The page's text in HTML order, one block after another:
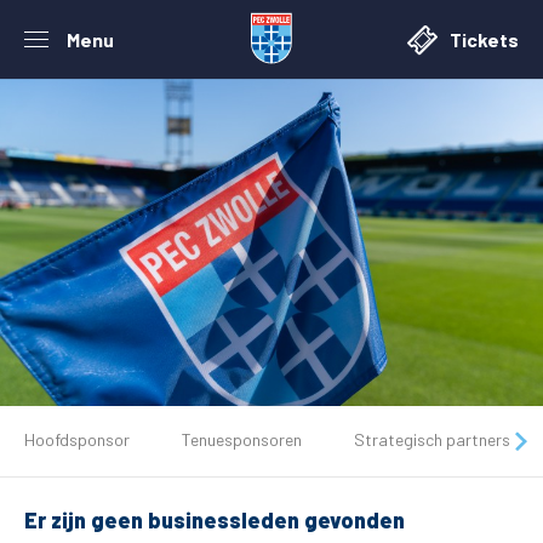
Menu Tickets
Tickets
Matchdays
Hoofdsponsor Tenuesponsoren Strategisch partners
Er zijn geen businessleden gevonden